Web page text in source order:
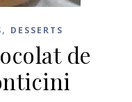
, DESSERTS
de